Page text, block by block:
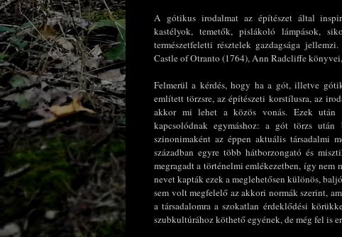
A gótikus irodalmat az építészet által
kastélyok, temetők, pislákoló lámpások,
természetfeletti résztelek gazdagsága
Castle of Otranto (1764), Ann Radcliffe
Felmerül a kérdés, hogy ha a gót, illetve
említett törzsre, az építészeti korstílusra, az
akkor mi lehet a közös vonás. Ezek után
kapcsolódnak egymáshoz: a gót törzs után
szinonimaként az éppen aktuális társadalmi
században egyre több hátborzongató és
megragadt a történelmi emlékezetben, így
nevet kapták ezek a meglehetősen különös,
sem volt megfelelő az akkori normák szerint,
a társadalomra a szokatlan érdeklődési
szubkultúrához köthető egyének, de még fel is